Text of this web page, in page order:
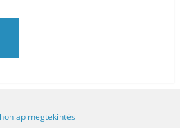
megtekintés